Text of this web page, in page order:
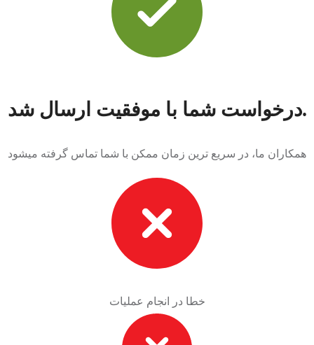
درخواست شما با موفقیت ارسال شد.
همکاران ما، در سریع ترین زمان ممکن با شما تماس گرفته میشود
خطا در انجام عملیات